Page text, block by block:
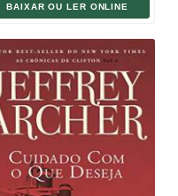
BAIXAR OU LER ONLINE